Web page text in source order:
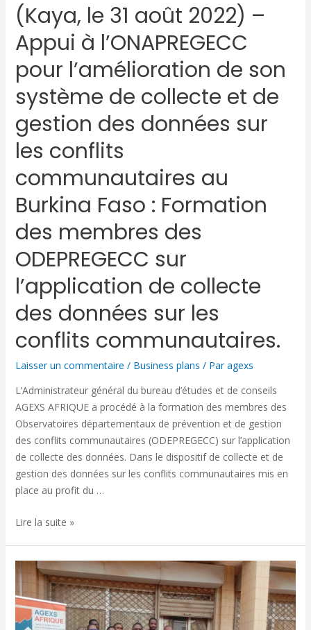
(Kaya, le 31 août 2022) –
Appui à l’ONAPREGECC
pour l’amélioration de son
système de collecte et de
gestion des données sur
les conflits
communautaires au
Burkina Faso : Formation
des membres des
ODEPREGECC sur
l’application de collecte
des données sur les
conflits communautaires.
Laisser un commentaire / Business plans / Paragexs
L’Administrateur général du bureau d’études et de conseils
AGEXS AFRIQUE a procédé à la formation des membres des
Observatoires départementaux de prévention et de gestion
des conflits communautaires (ODEPREGECC) sur l’application
de collecte des données. Dans le dispositif de collecte et de
gestion des données sur les conflits communautaires mis en
place au profit du …
Lire la suite »